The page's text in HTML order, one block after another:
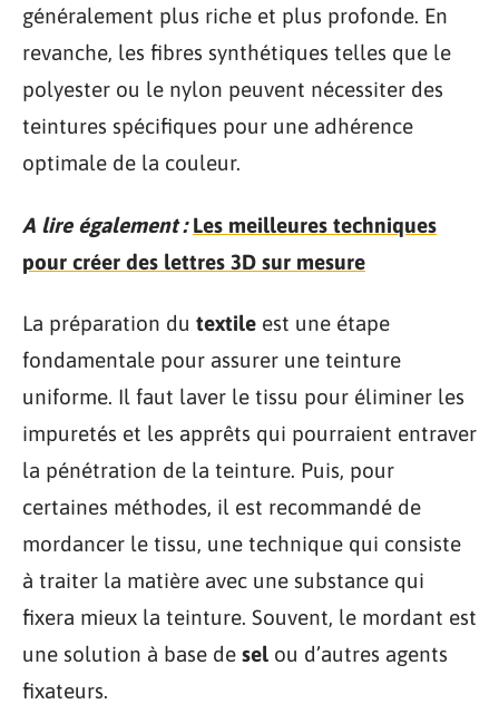
généralement plus riche et plus profonde. En
revanche, les fibres synthétiques telles que le
polyester ou le nylon peuvent nécessiter des
teintures spécifiques pour une adhérence
optimale de la couleur.
A lire également : Les meilleures techniques
pour créer des lettres 3D sur mesure
La préparation du textile est une étape
fondamentale pour assurer une teinture
uniforme. Il faut laver le tissu pour éliminer les
impuretés et les apprêts qui pourraient entraver
la pénétration de la teinture. Puis, pour
certaines méthodes, il est recommandé de
mordancer le tissu, une technique qui consiste
à traiter la matière avec une substance qui
fixera mieux la teinture. Souvent, le mordant est
une solution à base de sel ou d’autres agents
fixateurs.